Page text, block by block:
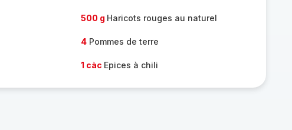
500 g Haricots rouges au naturel
4Pommes de terre
1 càc Epices à chili